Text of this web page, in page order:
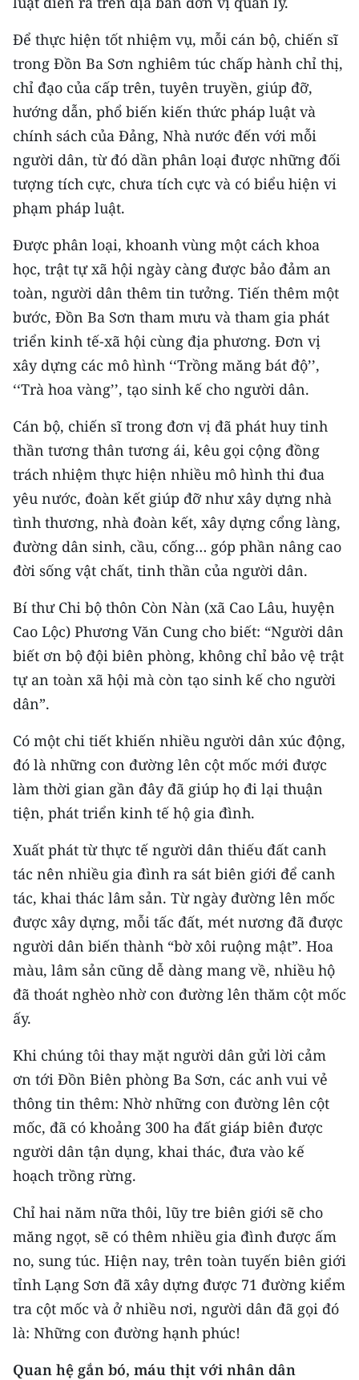
ENGLISH
中文
FRANÇAIS
РУССКИЙ
ESPAÑOL
한국어
Để thực hiện tốt nhiệm vụ, mỗi cán bộ, chiến sĩ
trong Đồn Ba Sơn nghiêm túc chấp hành chỉ thị,
chỉ đạo của cấp trên, tuyên truyền, giúp đỡ,
hướng dẫn, phổ biến kiến thức pháp luật và
chính sách của Đảng, Nhà nước đến với mỗi
người dân, từ đó dần phân loại được những đối
tượng tích cực, chưa tích cực và có biểu hiện vi
phạm pháp luật.
Được phân loại, khoanh vùng một cách khoa
học, trật tự xã hội ngày càng được bảo đảm an
toàn, người dân thêm tin tưởng. Tiến thêm một
bước, Đồn Ba Sơn tham mưu và tham gia phát
triển kinh tế-xã hội cùng địa phương. Đơn vị
xây dựng các mô hình ‘‘Trồng măng bát độ’’,
‘‘Trà hoa vàng’’, tạo sinh kế cho người dân.
Cán bộ, chiến sĩ trong đơn vị đã phát huy tinh
thần tương thân tương ái, kêu gọi cộng đồng
trách nhiệm thực hiện nhiều mô hình thi đua
yêu nước, đoàn kết giúp đỡ như xây dựng nhà
tình thương, nhà đoàn kết, xây dựng cổng làng,
đường dân sinh, cầu, cống… góp phần nâng cao
đời sống vật chất, tinh thần của người dân.
Bí thư Chi bộ thôn Còn Nàn (xã Cao Lâu, huyện
Cao Lộc) Phương Văn Cung cho biết: “Người dân
biết ơn bộ đội biên phòng, không chỉ bảo vệ trật
tự an toàn xã hội mà còn tạo sinh kế cho người
dân”.
Có một chi tiết khiến nhiều người dân xúc động,
đó là những con đường lên cột mốc mới được
làm thời gian gần đây đã giúp họ đi lại thuận
tiện, phát triển kinh tế hộ gia đình.
Xuất phát từ thực tế người dân thiếu đất canh
tác nên nhiều gia đình ra sát biên giới để canh
tác, khai thác lâm sản. Từ ngày đường lên mốc
được xây dựng, mỗi tấc đất, mét nương đã được
người dân biến thành “bờ xôi ruộng mật”. Hoa
màu, lâm sản cũng dễ dàng mang về, nhiều hộ
đã thoát nghèo nhờ con đường lên thăm cột mốc
ấy.
Khi chúng tôi thay mặt người dân gửi lời cảm
ơn tới Đồn Biên phòng Ba Sơn, các anh vui vẻ
thông tin thêm: Nhờ những con đường lên cột
mốc, đã có khoảng 300 ha đất giáp biên được
người dân tận dụng, khai thác, đưa vào kế
hoạch trồng rừng.
Chỉ hai năm nữa thôi, lũy tre biên giới sẽ cho
măng ngọt, sẽ có thêm nhiều gia đình được ấm
no, sung túc. Hiện nay, trên toàn tuyến biên giới
tỉnh Lạng Sơn đã xây dựng được 71 đường kiểm
tra cột mốc và ở nhiều nơi, người dân đã gọi đó
là: Những con đường hạnh phúc!
Quan hệ gắn bó, máu thịt với nhân dân